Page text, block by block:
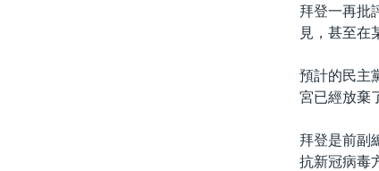
拜登一再批
見，甚至在
預計的民主
宮已經放棄
拜登是前副
抗新冠病毒